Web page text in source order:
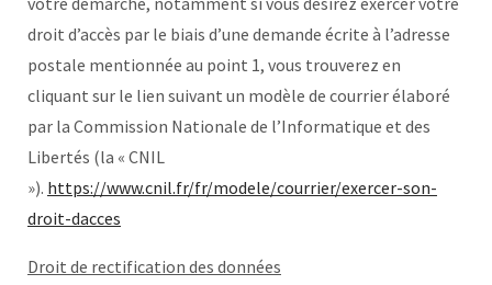
droit d’accès par le biais d’une demande écrite à l’adresse
postale mentionnée au point 1, vous trouverez en
cliquant sur le lien suivant un modèle de courrier élaboré
par la Commission Nationale de l’Informatique et des
Libertés (la « CNIL
»). https://www.cnil.fr/fr/modele/courrier/exercer-son-
droit-dacces
Droit de rectification des données